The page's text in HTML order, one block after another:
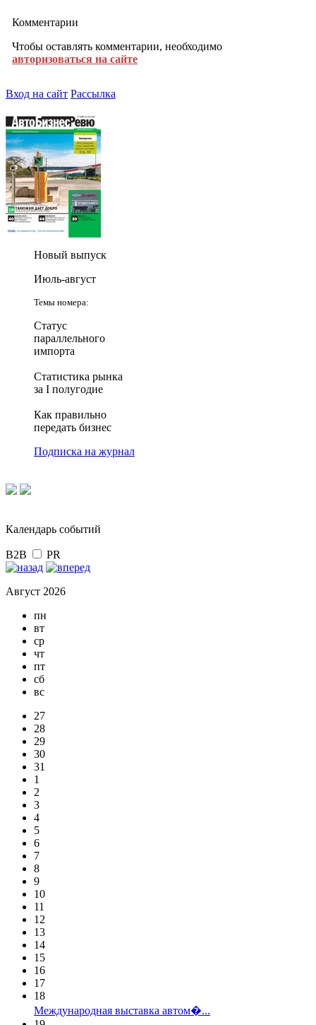
Комментарии
Чтобы оставлять комментарии, необходимо
авторизоваться на сайте
Вход на сайт Рассылка
Новый выпуск
Июль-август
Темы номера:
Статус
параллельного
импорта
Статистика рынка
за I полугодие
Как правильно
передать бизнес
Подписка на журнал
Календарь событий
B2B PR
Август 2026
пн
вт
ср
чт
пт
сб
вс
27
28
29
30
31
1
2
3
4
5
6
7
8
9
10
11
12
13
14
15
16
17
18
Международная выставка автом�...